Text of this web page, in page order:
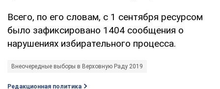
Всего, по его словам, с 1 сентября ресурсом
было зафиксировано 1404 сообщения о
нарушениях избирательного процесса.
Внеочередные выборы в Верховную Раду 2019
Редакционная политика